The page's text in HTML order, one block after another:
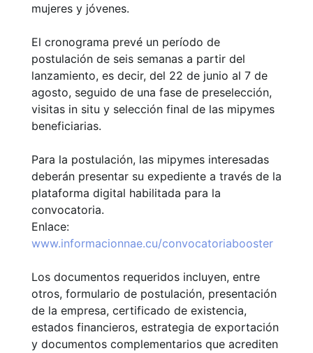
mujeres y jóvenes.
El cronograma prevé un período de
postulación de seis semanas a partir del
lanzamiento, es decir, del 22 de junio al 7 de
agosto, seguido de una fase de preselección,
visitas in situ y selección final de las mipymes
beneficiarias.
Para la postulación, las mipymes interesadas
deberán presentar su expediente a través de la
plataforma digital habilitada para la
convocatoria.
Enlace:
www.informacionnae.cu/convocatoriabooster
Los documentos requeridos incluyen, entre
otros, formulario de postulación, presentación
de la empresa, certificado de existencia,
estados financieros, estrategia de exportación
y documentos complementarios que acrediten